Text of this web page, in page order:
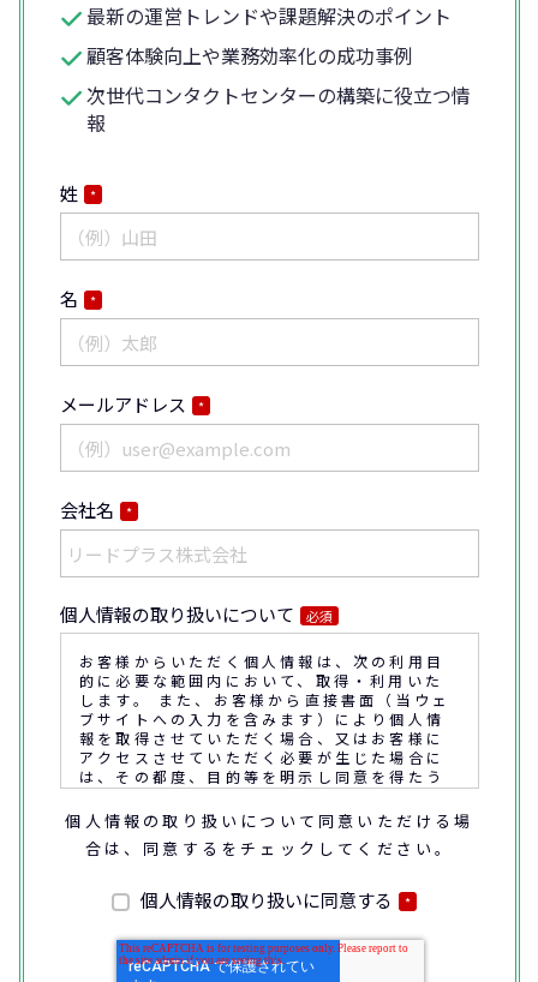
最新の運営トレンドや課題解決のポイント
顧客体験向上や業務効率化の成功事例
次世代コンタクトセンターの構築に役立つ情
報
姓 *
名 *
メールアドレス *
会社名 *
個人情報の取り扱いについて 必須
お客様からいただく個人情報は、次の利用目
的に必要な範囲内において、取得・利用いた
します。 また、お客様から直接書面（当ウェ
ブサイトへの入力を含みます）により個人情
報を取得させていただく場合、又はお客様に
アクセスさせていただく必要が生じた場合に
は、その都度、目的等を明示し同意を得たう
えで取得又はアクセスさせていただきます。
なお、通話内容の確認や応対品質の評価・研
客様との通話内容を書面、音声又は電子的方
法により記録させていただくことがありま
個人情報の取り扱いについて同意いただける場
合は、同意するをチェックしてください。
個人情報の取り扱いに同意する *